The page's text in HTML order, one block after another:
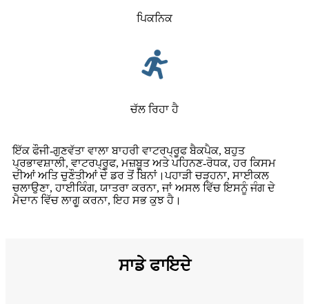
ਪਿਕਨਿਕ
ਚੱਲ ਰਿਹਾ ਹੈ
ਇੱਕ ਫੌਜੀ-ਗੁਣਵੱਤਾ ਵਾਲਾ ਬਾਹਰੀ ਵਾਟਰਪ੍ਰੂਫ ਬੈਕਪੈਕ, ਬਹੁਤ
ਪ੍ਰਭਾਵਸ਼ਾਲੀ, ਵਾਟਰਪ੍ਰੂਫ, ਮਜ਼ਬੂਤ ​​ਅਤੇ ਪਹਿਨਣ-ਰੋਧਕ, ਹਰ ਕਿਸਮ
ਦੀਆਂ ਅਤਿ ਚੁਣੌਤੀਆਂ ਦੇ ਡਰ ਤੋਂ ਬਿਨਾਂ।ਪਹਾੜੀ ਚੜ੍ਹਨਾ, ਸਾਈਕਲ
ਚਲਾਉਣਾ, ਹਾਈਕਿੰਗ, ਯਾਤਰਾ ਕਰਨਾ, ਜਾਂ ਅਸਲ ਵਿੱਚ ਇਸਨੂੰ ਜੰਗ ਦੇ
ਮੈਦਾਨ ਵਿੱਚ ਲਾਗੂ ਕਰਨਾ, ਇਹ ਸਭ ਕੁਝ ਹੈ।
ਸਾਡੇ ਫਾਇਦੇ